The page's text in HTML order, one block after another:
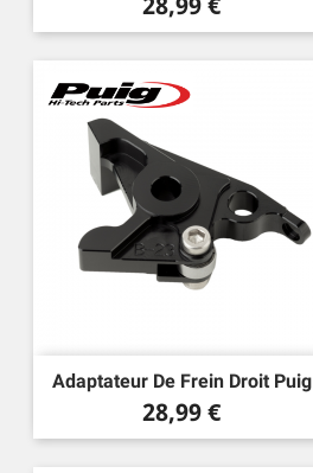
Adaptateur De Frein Droit Puig
Prix
28,99 €